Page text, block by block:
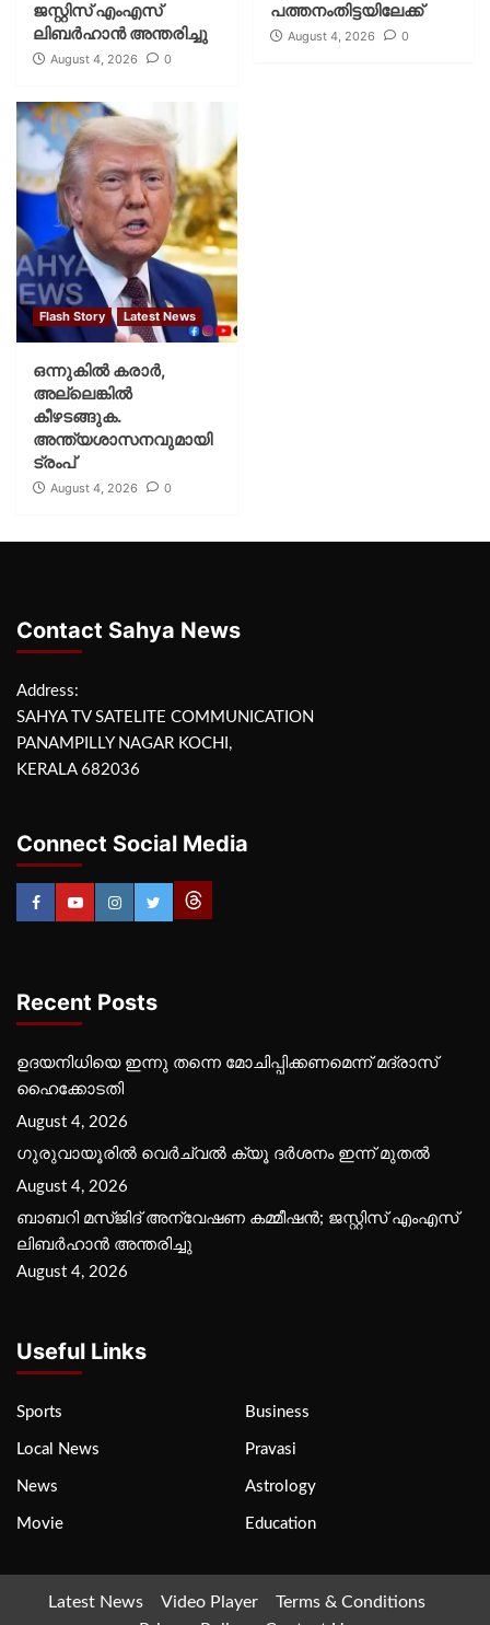
ജസ്റ്റിസ് എംഎസ്
ലിബര്‍ഹാന്‍ അന്തരിച്ചു
August 4, 2026 0
പത്തനംതിട്ടയിലേക്ക്
August 4, 2026 0
Flash Story Latest News
ഒന്നുകില്‍ കരാര്‍,
അല്ലെങ്കില്‍
കീഴടങ്ങുക.
അന്ത്യശാസനവുമായി
ട്രംപ്
August 4, 2026 0
Contact Sahya News
Address:
SAHYA TV SATELITE COMMUNICATION
PANAMPILLY NAGAR KOCHI,
KERALA 682036
Connect Social Media
Recent Posts
ഉദയനിധിയെ ഇന്നു തന്നെ മോചിപ്പിക്കണമെന്ന് മദ്രാസ്
ഹൈക്കോടതി
August 4, 2026
ഗുരുവായൂരില്‍ വെര്‍ച്വല്‍ ക്യൂ ദര്‍ശനം ഇന്ന് മുതല്‍
August 4, 2026
ബാബറി മസ്ജിദ് അന്വേഷണ കമ്മീഷന്‍; ജസ്റ്റിസ് എംഎസ്
ലിബര്‍ഹാന്‍ അന്തരിച്ചു
August 4, 2026
Useful Links
Sports Business
Local News Pravasi
News Astrology
Movie Education
Latest News Video Player
Terms & Conditions